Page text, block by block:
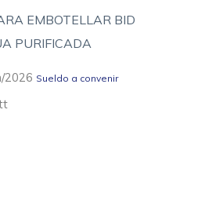
EMBOTELLAR BID
PURIFICADA
2026 Sueldo a convenir